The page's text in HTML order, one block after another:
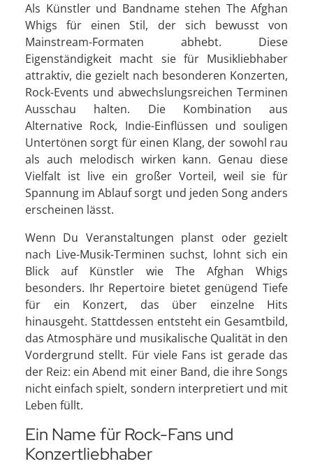
Als Künstler und Bandname stehen The Afghan
Whigs für einen Stil, der sich bewusst von
Mainstream-Formaten abhebt. Diese
Eigenständigkeit macht sie für Musikliebhaber
attraktiv, die gezielt nach besonderen Konzerten,
Rock-Events und abwechslungsreichen Terminen
Ausschau halten. Die Kombination aus
Alternative Rock, Indie-Einflüssen und souligen
Untertönen sorgt für einen Klang, der sowohl rau
als auch melodisch wirken kann. Genau diese
Vielfalt ist live ein großer Vorteil, weil sie für
Spannung im Ablauf sorgt und jeden Song anders
erscheinen lässt.
Wenn Du Veranstaltungen planst oder gezielt
nach Live-Musik-Terminen suchst, lohnt sich ein
Blick auf Künstler wie The Afghan Whigs
besonders. Ihr Repertoire bietet genügend Tiefe
für ein Konzert, das über einzelne Hits
hinausgeht. Stattdessen entsteht ein Gesamtbild,
das Atmosphäre und musikalische Qualität in den
Vordergrund stellt. Für viele Fans ist gerade das
der Reiz: ein Abend mit einer Band, die ihre Songs
nicht einfach spielt, sondern interpretiert und mit
Leben füllt.
Ein Name für Rock-Fans und
Konzertliebhaber